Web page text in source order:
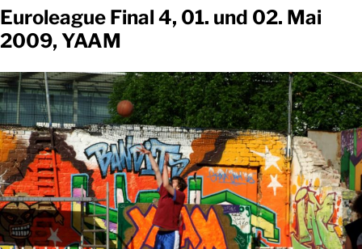
Euroleague Final 4, 01. und 02. Mai
2009, YAAM